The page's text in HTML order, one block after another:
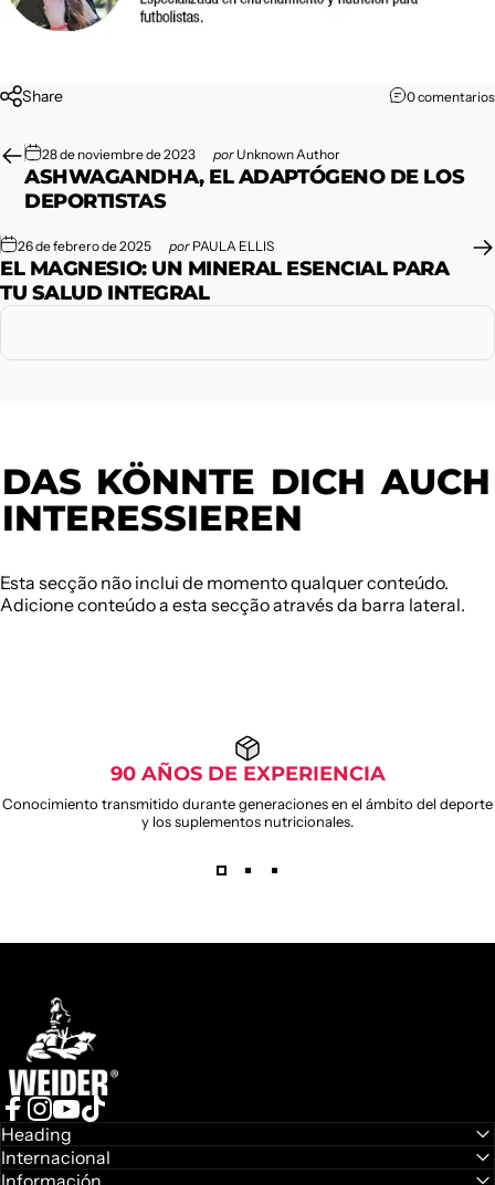
Share 0 comentarios
28 de noviembre de 2023 por Unknown Author
ASHWAGANDHA, EL ADAPTÓGENO DE LOS
DEPORTISTAS
26 de febrero de 2025 por PAULA ELLIS
EL MAGNESIO: UN MINERAL ESENCIAL PARA
TU SALUD INTEGRAL
DAS KÖNNTE DICH AUCH
INTERESSIEREN
Esta secção não inclui de momento qualquer conteúdo.
Adicione conteúdo a esta secção através da barra lateral.
90 AÑOS DE EXPERIENCIA
Conocimiento transmitido durante generaciones en el ámbito del deporte
y los suplementos nutricionales.
Weider
Facebook
Instagram
YouTube
Heading
Internacional